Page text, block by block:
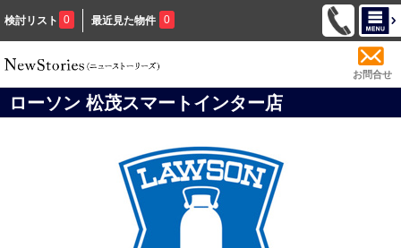
検討リスト 0 最近見た物件 0
お問合せ
ローソン 松茂スマートインター店